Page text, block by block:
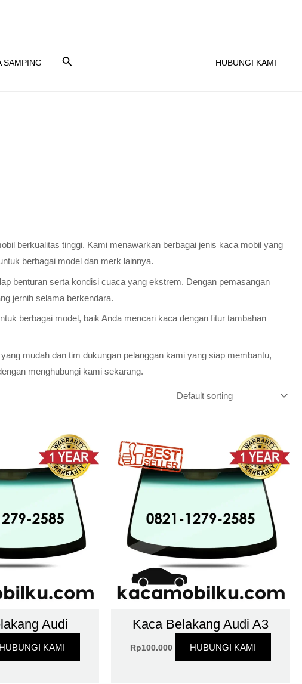
SAMPING HUBUNGI KAMI
berkualitas tinggi. Kami menawarkan berbagai jenis kaca mobil yang
berbagai model dan merk lainnya.
benturan serta kondisi cuaca yang ekstrem. Dengan pemasangan
jernih selama berkendara.
berbagai model, baik Anda mencari kaca dengan fitur tambahan
mudah dan tim dukungan pelanggan kami yang siap membantu,
menghubungi kami sekarang.
Audi
HUBUNGI KAMI
Kaca Belakang Audi A3
Rp100.000 HUBUNGI KAMI